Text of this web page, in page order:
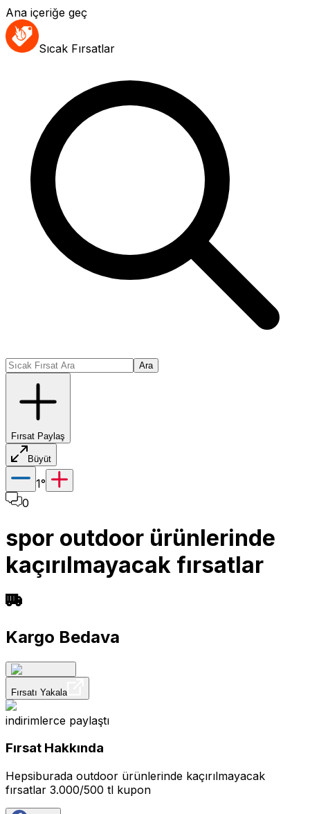
Ana içeriğe geç
Sıcak Fırsatlar
Ara
Fırsat Paylaş
Büyüt
1°
0
spor outdoor ürünlerinde
kaçırılmayacak fırsatlar
Kargo Bedava
Fırsatı Yakala
indirimlerce paylaştı
Fırsat Hakkında
Hepsiburada outdoor ürünlerinde kaçırılmayacak
fırsatlar 3.000/500 tl kupon